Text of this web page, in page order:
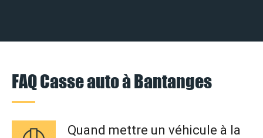
FAQ Casse auto à Bantanges
Quand mettre un véhicule à la